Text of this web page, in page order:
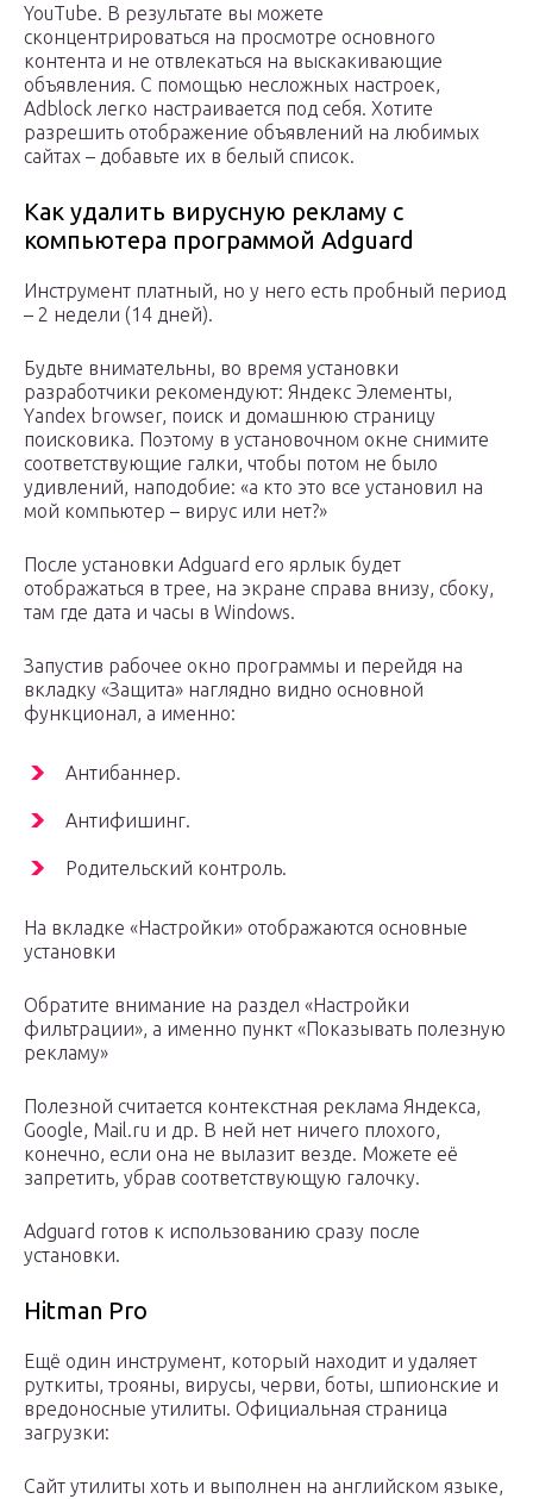
YouTube. В результате вы можете
сконцентрироваться на просмотре основного
контента и не отвлекаться на выскакивающие
объявления. С помощью несложных настроек,
Adblock легко настраивается под себя. Хотите
разрешить отображение объявлений на любимых
сайтах – добавьте их в белый список.
Как удалить вирусную рекламу с
компьютера программой Adguard
Инструмент платный, но у него есть пробный период
– 2 недели (14 дней).
Будьте внимательны, во время установки
разработчики рекомендуют: Яндекс Элементы,
Yandex browser, поиск и домашнюю страницу
поисковика. Поэтому в установочном окне снимите
соответствующие галки, чтобы потом не было
удивлений, наподобие: «а кто это все установил на
мой компьютер – вирус или нет?»
После установки Adguard его ярлык будет
отображаться в трее, на экране справа внизу, сбоку,
там где дата и часы в Windows.
Запустив рабочее окно программы и перейдя на
вкладку «Защита» наглядно видно основной
функционал, а именно:
Антибаннер.
Антифишинг.
Родительский контроль.
На вкладке «Настройки» отображаются основные
установки
Обратите внимание на раздел «Настройки
фильтрации», а именно пункт «Показывать полезную
рекламу»
Полезной считается контекстная реклама Яндекса,
Google, Mail.ru и др. В ней нет ничего плохого,
конечно, если она не вылазит везде. Можете её
запретить, убрав соответствующую галочку.
Adguard готов к использованию сразу после
установки.
Hitman Pro
Ещё один инструмент, который находит и удаляет
руткиты, трояны, вирусы, черви, боты, шпионские и
вредоносные утилиты. Официальная страница
загрузки:
Сайт утилиты хоть и выполнен на английском языке,